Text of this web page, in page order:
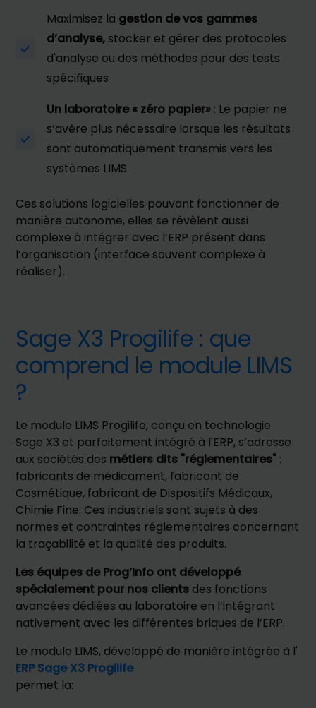
Maximisez la gestion de vos gammes
d’analyse, stocker et gérer des protocoles
d'analyse ou des méthodes pour des tests
spécifiques
Un laboratoire « zéro papier» : Le papier ne
s’avère plus nécessaire lorsque les résultats
sont automatiquement transmis vers les
systèmes LIMS.
Ces solutions logicielles pouvant fonctionner de
manière autonome, elles se révèlent aussi
complexe à intégrer avec l’ERP présent dans
l’organisation (interface souvent complexe à
réaliser).
Sage X3 Progilife : que
comprend le module LIMS
?
Le module LIMS Progilife, conçu en technologie
Sage X3 et parfaitement intégré à l'ERP, s’adresse
aux sociétés des métiers dits "réglementaires" :
fabricants de médicament, fabricant de
Cosmétique, fabricant de Dispositifs Médicaux,
Chimie Fine. Ces industriels sont sujets à des
normes et contraintes réglementaires concernant
la traçabilité et la qualité des produits.
Les équipes de Prog’Info ont développé
spécialement pour nos clients des fonctions
avancées dédiées au laboratoire en l’intégrant
nativement avec les différentes briques de l’ERP.
Le module LIMS, développé de manière intégrée à l'
ERP Sage X3 Progilife
permet la: